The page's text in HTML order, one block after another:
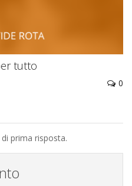
tutto
0
prima risposta.